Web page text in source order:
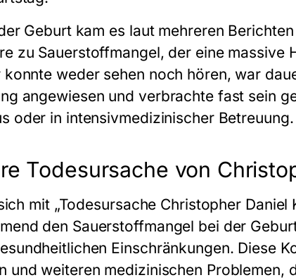
Geburt kam es laut mehreren
zu Sauerstoffmangel, der eine massive
konnte weder sehen noch hören, war
angewiesen und verbrachte fast sein
oder in intensivmedizinischer Betreuung.
Todesursache von
mit „Todesursache Christopher Daniel
den Sauerstoffmangel bei der
Einschränkungen. Diese
und weiteren medizinischen Problemen,